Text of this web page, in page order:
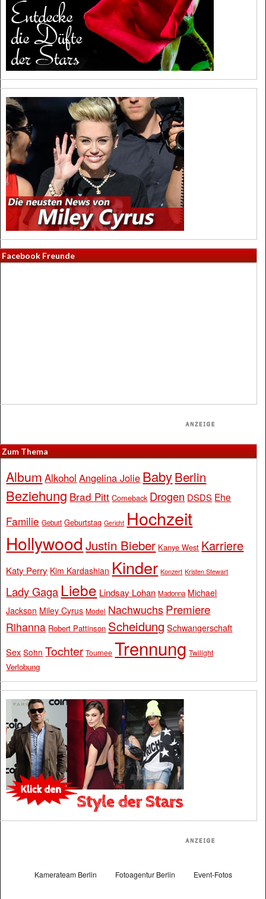
Facebook Freunde
Zum Thema
Album Alkohol Angelina Jolie BabyBerlin
Beziehung Brad Pitt Comeback Drogen DSDS Ehe
Familie Geburt Geburtstag Gericht Hochzeit
Hollywood Justin Bieber Kanye West Karriere
Katy Perry Kim Kardashian Kinder Konzert Kristen Stewart
Lady Gaga Liebe Lindsay Lohan Madonna Michael
Jackson Miley Cyrus Model Nachwuchs Premiere
Rihanna Robert Pattinson Scheidung Schwangerschaft
Sex Sohn Tochter Tournee Trennung Twilight
Verlobung
Kamerateam Berlin Fotoagentur Berlin Event-Fotos